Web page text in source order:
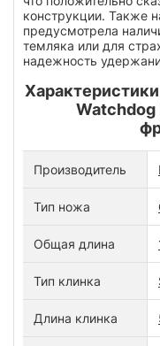
конструкции. Также
предусмотрела
темляка или для
надежность
Watchdog
Производитель
Тип ножа
Общая длина
Тип клинка
Длина клинка